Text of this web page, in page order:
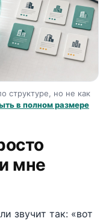
структуре, но не как
в полном размере
мне
звучит так: «вот